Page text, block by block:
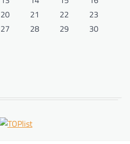
20 21 22
23
27 28 29
30